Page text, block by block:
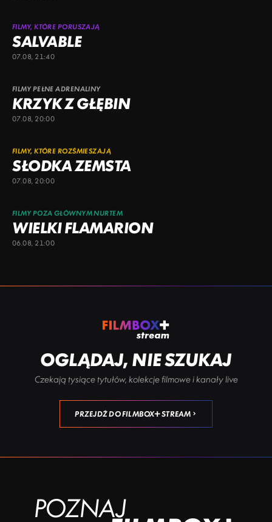
FILMY, KTÓRE PORUSZAJĄ
SALVABLE
07.08, 21:40
FILMY PEŁNE ADRENALINY
KRZYK Z GŁĘBIN
07.08, 20:00
FILMY, KTÓRE ROZŚMIESZAJĄ
SŁODKA ZEMSTA
07.08, 20:00
FILMY POZA GŁÓWNYM NURTEM
WIELKI FLAMARION
06.08, 21:00
OGLĄDAJ, NIE SZUKAJ
Czekają tysiące tytułów, kolekcje filmowe i kanały live
PRZEJDŹ DO FILMBOX+ STREAM
POZNAJ